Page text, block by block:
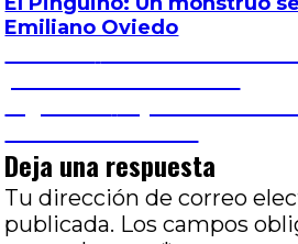
Emiliano Oviedo
Navegación
de
entradas
Deja una respuesta
Tu dirección de correo
publicada. Los campos